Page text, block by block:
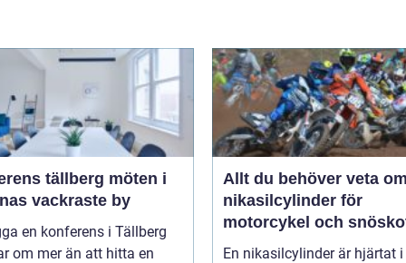
tällberg möten i
vackraste by
en konferens i Tällberg
om mer än att hitta en
Allt du behöver veta
nikasilcylinder för
motorcykel och
En nikasilcylinder är hjärtat i